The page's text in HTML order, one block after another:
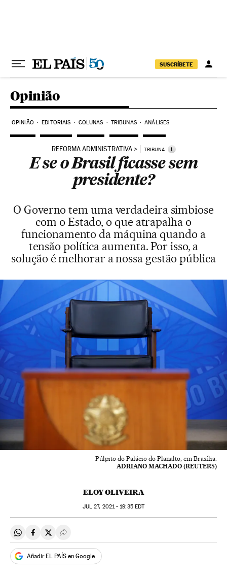
SUSCRÍBETE
Opinião
OPINIÃO EDITORIAIS COLUNAS TRIBUNAS ANÁLISES
REFORMA ADMINISTRATIVA TRIBUNA i
E se o Brasil ficasse sem
presidente?
O Governo tem uma verdadeira simbiose
com o Estado, o que atrapalha o
funcionamento da máquina quando a
tensão política aumenta. Por isso, a
solução é melhorar a nossa gestão pública
Púlpito do Palácio do Planalto, em Brasília.
ADRIANO MACHADO (REUTERS)
ELOY OLIVEIRA
JUL 27, 2021 - 19:35EDT
Compartir en Whatsapp
Compartir en Facebook
Compartir en Twitter
Desplegar Redes Sociales
Añadir EL PAÍS en Google